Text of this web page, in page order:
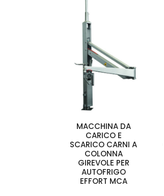
MACCHINA DA
CARICO E
SCARICO CARNI A
COLONNA
GIREVOLE PER
AUTOFRIGO
EFFORT MCA